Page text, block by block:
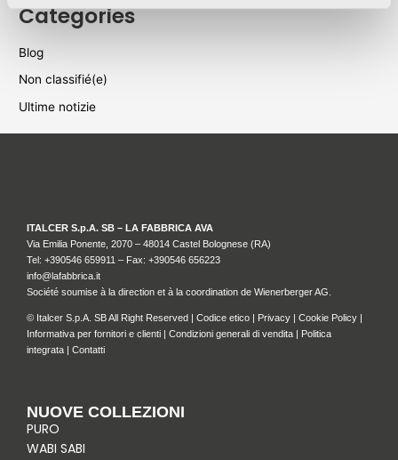
Categories
Blog
Non classifié(e)
Ultime notizie
ITALCER S.p.A. SB – LA FABBRICA AVA
Via Emilia Ponente, 2070 – 48014 Castel Bolognese (RA)
Tel: +390546 659911 – Fax: +390546 656223
info@lafabbrica.it
Société soumise à la direction et à la coordination de Wienerberger AG.
© Italcer S.p.A. SB All Right Reserved | Codice etico | Privacy | Cookie Policy |
Informativa per fornitori e clienti | Condizioni generali di vendita | Politica
integrata | Contatti
NUOVE COLLEZIONI
PURO
WABI SABI